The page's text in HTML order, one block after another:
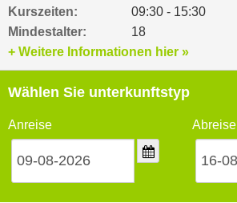
Kurszeiten:
09:30 - 15:30
Mindestalter:
18
+ Weitere Informationen hier »
Wählen Sie unterkunftstyp
Anreise Abreise